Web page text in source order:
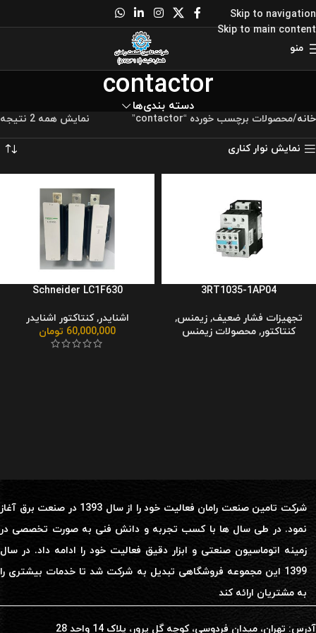
Skip to navigation
Skip to main content
منو
contactor
دسته بندی‌ها
خانه محصولات برچسب خورده “contactor” نمایش همه 2 نتیجه
نمایش نوار کناری
3RT1035-1AP04
تجهیزات فشار ضعیف, زیمنس,
کنتاکتور, محصولات زیمنس
Schneider LC1F630
اشنایدر,کنتاکتور اشنایدر
60,000,000 تومان
شرکت تامین صنعت رامان فعالیت خود را از سال 1393 در صنعت برق آغاز
نمود. در طی سال ها با کسب تجربه و دانش فنی به صورت تخصصی در
زمینه اتوماسیون صنعتی و ابزار دقیق فعالیت خود را ادامه داد. در سال
1399 این مجموعه فروشگاهی تبدیل به شرکت شد تا خدمات بیشتری را
به مشتریان ارائه کند
آدرس: تهران، میدان فردوسی، کوچه گل پرور، پلاک 14 واحد 28